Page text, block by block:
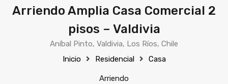
Arriendo Amplia Casa Comercial 2
pisos – Valdivia
Aníbal Pinto, Valdivia, Los Ríos, Chile
Inicio
Residencial Casa
Arriendo